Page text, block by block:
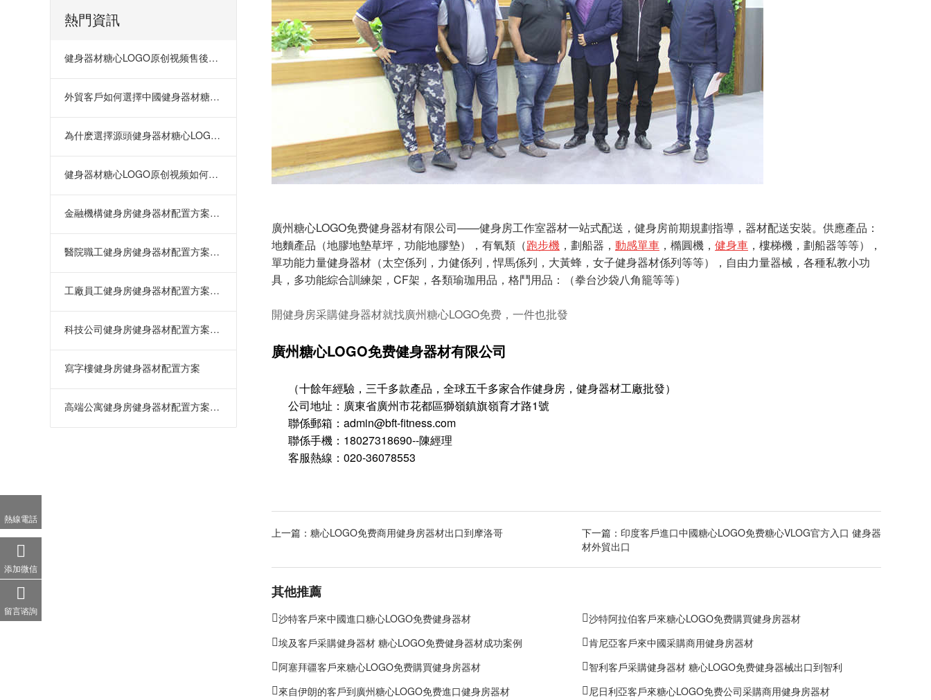
廣州糖心LOGO免费健身器材有限公司——健身房工作室器材一站式配送，健身房前期規劃指導，器材配送安裝。供應產品：
地麵產品（地膠地墊草坪，功能地膠墊），有氧類（跑步機 ，劃船器， 動感單車 ，橢圓機， 健身車 ，樓梯機，劃船器等等），
單功能力量健身器材（太空係列，力健係列，悍馬係列，大黃蜂，女子健身器材係列等等），自由力量器械，各種私教小功
具，多功能綜合訓練架，CF架，各類瑜珈用品，格鬥用品：（拳台沙袋八角籠等等）
開健身房采購健身器材就找廣州糖心LOGO免费，一件也批發
廣州糖心LOGO免费健身器材有限公司
（十餘年經驗，三千多款產品，全球五千多家合作健身房，健身器材工廠批發）
公司地址：廣東省廣州市花都區獅嶺鎮旗嶺育才路1號
聯係郵箱：admin@bft-fitness.com
聯係手機：18027318690--陳經理
客服熱線：020-36078553
上一篇： 糖心LOGO免费商用健身房器材出口到摩洛哥 下一篇： 印度客戶進口中國糖心LOGO免费糖心VLOG官方入口 健身器
材外貿出口
其他推薦
沙特客戶來中國進口糖心LOGO免费健身器材
沙特阿拉伯客戶來糖心LOGO免费購買健身房器材
埃及客戶采購健身器材 糖心LOGO免费健身器材成功案例
肯尼亞客戶來中國采購商用健身房器材
阿塞拜疆客戶來糖心LOGO免费購買健身房器材
智利客戶采購健身器材 糖心LOGO免费健身器械出口到智利
來自伊朗的客戶到廣州糖心LOGO免费進口健身房器材
尼日利亞客戶來糖心LOGO免费公司采購商用健身房器材
熱門資訊
健身器材糖心LOGO原创视频售後體係的重要性深度解
外貿客戶如何選擇中國健身器材糖心LOGO原创视频
為什麽選擇源頭健身器材糖心LOGO原创视频直供？項
健身器材糖心LOGO原创视频如何選擇？從資質到售後
金融機構健身房健身器材配置方案：緩
醫院職工健身房健身器材配置方案：緩
工廠員工健身房健身器材配置方案：提
科技公司健身房健身器材配置方案：緩
寫字樓健身房健身器材配置方案
高端公寓健身房健身器材配置方案：打
熱線電話
添加微信
留言谘詢